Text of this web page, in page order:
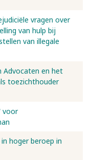
vragen over
van hulp bij
van illegale
Advocaten en het
toezichthouder
voor
hoger beroep in